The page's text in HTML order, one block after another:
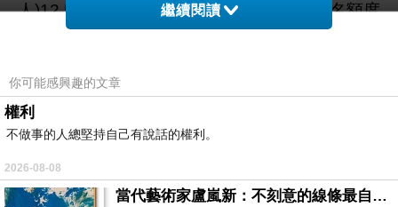
人)12.54%。至於第五選區(中正、萬華)提名額度
用背昭巖31.78%、應曉薇21.45%、鍾小平
17.26%、吳志剛16.64%；第六選區(文山、大
安)提名額度8人，共9人登記，確定提名歐陽龍
（25.01%）、李新（17.88%）、李慶元
（15.61%）、厲耿高雄外籍英文家教老師 學外
繼續閱讀
你可能感興趣的文章
權利
不做事的人總堅持自己有說話的權利。
2026-08-08
當代藝術家盧嵐新：不刻意的線條最自由，讓色彩流動、筆觸自己說話